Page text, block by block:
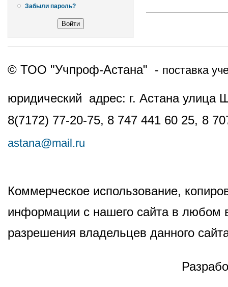
Забыли пароль?
© ТОО "Учпроф-Астана" - поставка
юридический адрес: г. Астана
8(7172) 77-20-75, 8 747 441 60 25, 8
astana@mail.ru
Коммерческое использование,
информации с нашего сайта в любом
разрешения владельцев данного